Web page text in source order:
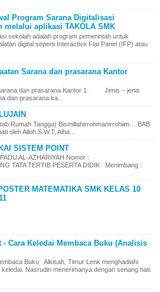
Program Sarana Digitalisasi
melalui aplikasi TAKOLA SMK
sekolah adalah program pemerintah untuk
digital seperti Interactive Flat Panel (IFP) atau
Sarana dan prasarana Kantor
dan prasarana Kantor 1. Jenis – jenis
dan prasarana ka...
Rumah Tangga) Bismillahirrohmanirrohiim… BAB
oleh Alloh S.W.T, Alha...
SISTEM POINT
AL-AZHARIYAH Nomor :
TERTIB PESERTA DIDIK Menimbang :
MATEMATIKA SMK KELAS 10
- Cara Keledai Membaca Buku (Analisis
Buku Alkisah, Timur Lenk menghadiahi
Nasrudin menerimanya dengan senang hati.